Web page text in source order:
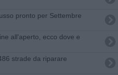
pronto per Settembre
all'aperto, ecco dove e
strade da riparare